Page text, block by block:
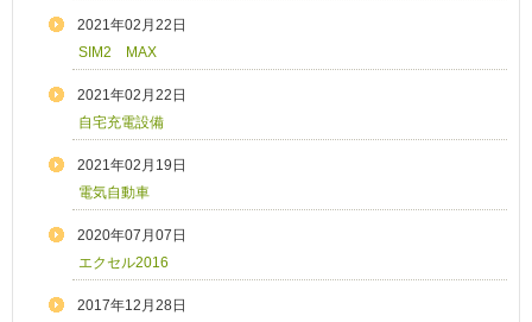
2021年02月22日
SIM2 MAX
2021年02月22日
自宅充電設備
2021年02月19日
電気自動車
2020年07月07日
エクセル2016
2017年12月28日